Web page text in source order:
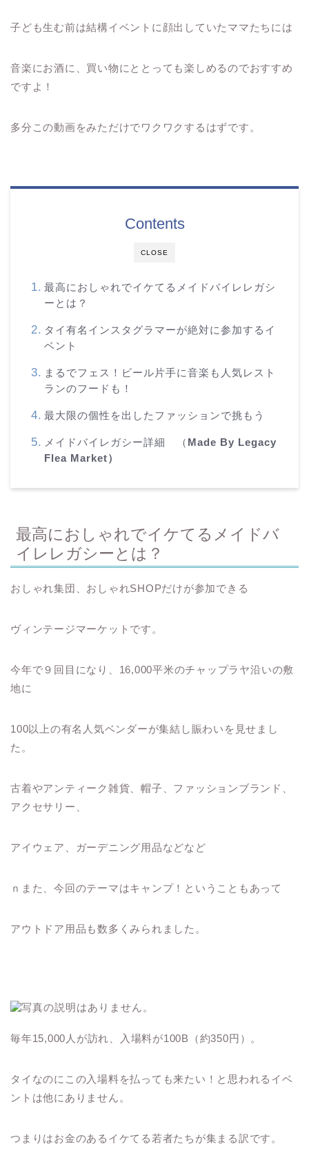
子ども生む前は結構イベントに顔出していたママたちには
音楽にお酒に、買い物にととっても楽しめるのでおすすめ
ですよ！
多分この動画をみただけでワクワクするはずです。
CLOSE
Contents
最高におしゃれでイケてるメイドバイレレガシ
ーとは？
タイ有名インスタグラマーが絶対に参加するイ
ベント
まるでフェス！ビール片手に音楽も人気レスト
ランのフードも！
最大限の個性を出したファッションで挑もう
メイドバイレガシー詳細 （ Made By Legacy
Flea Market）
最高におしゃれでイケてるメイドバ
イレレガシーとは？
おしゃれ集団、おしゃれSHOPだけが参加できる
ヴィンテージマーケットです。
今年で９回目になり、16,000平米のチャップラヤ沿いの敷
地に
100以上の有名人気ベンダーが集結し賑わいを見せまし
た。
古着やアンティーク雑貨、帽子、ファッションブランド、
アクセサリー、
アイウェア、ガーデニング用品などなど
ｎまた、今回のテーマはキャンプ！ということもあって
アウトドア用品も数多くみられました。
毎年15,000人が訪れ、入場料が100B（約350円）。
タイなのにこの入場料を払っても来たい！と思われるイベ
ントは他にありません。
つまりはお金のあるイケてる若者たちが集まる訳です。